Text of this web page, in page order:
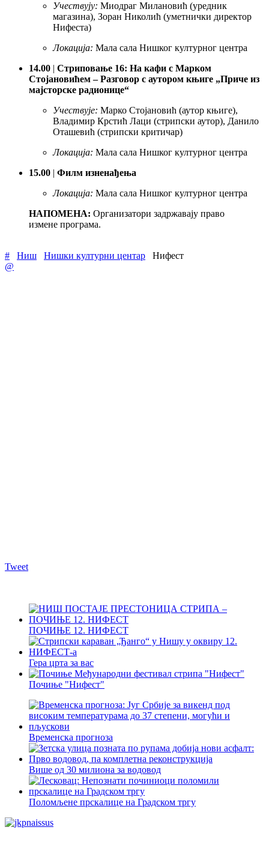
Учествују: Миодраг Милановић (уредник
магазина), Зоран Николић (уметнички директор
Нифеста)
Локација: Мала сала Нишког културног центра
14.00 | Стриповање 16: На кафи с Марком
Стојановићем – Разговор с аутором књиге „Приче из
мајсторске радионице“
Учествује: Марко Стојановић (аутор књиге),
Владимир Крстић Лаци (стрипски аутор), Данило
Оташевић (стрипски критичар)
Локација: Мала сала Нишког културног центра
15.00 | Филм изненађења
Локација: Мала сала Нишког културног центра
НАПОМЕНА: Организатори задржавају право
измене програма.
# Ниш Нишки културни центар
Нифест
@
Tweet
ПОЧИЊЕ 12. НИФЕСТ
Гера црта за вас
Почиње "Нифест"
Временска прогноза
Више од 30 милиона за водовод
Поломљене прскалице на Градском тргу